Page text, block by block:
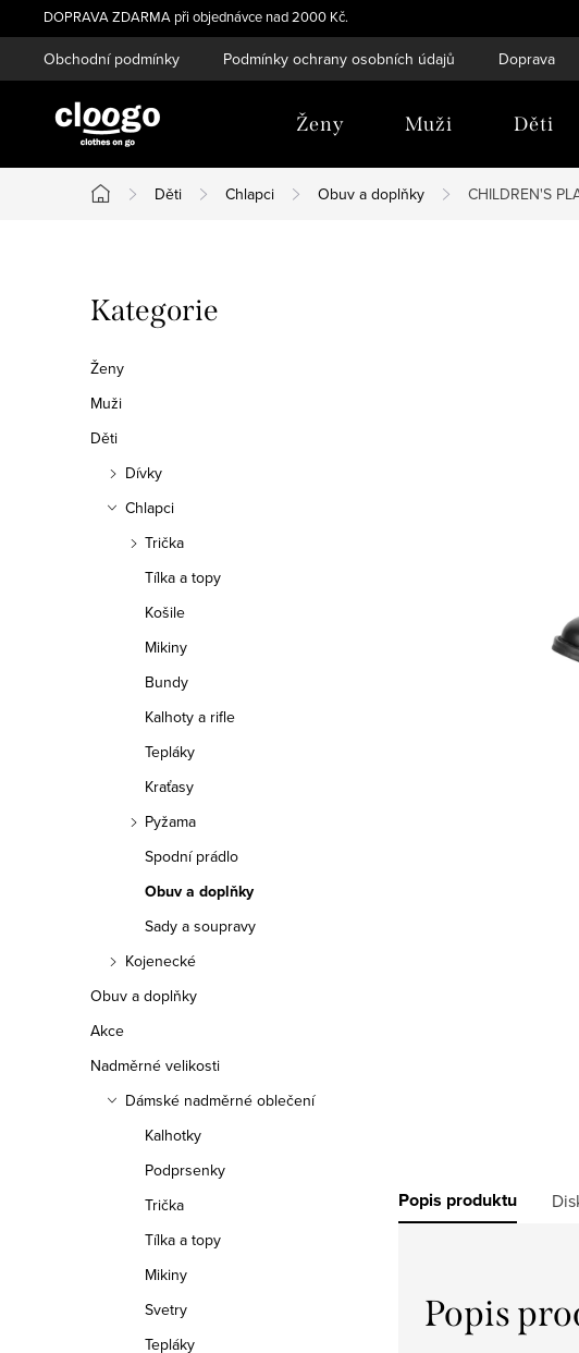
na
obsah
DOPRAVA ZDARMA při objednávce nad 2000 Kč.
Obchodní podmínky Podmínky ochrany osobních údajů Doprava
Ženy Muži Děti
Domů
Děti Chlapci Obuv a doplňky CHILDREN'S
o
s
t
r
Přeskočit
kategorie
Kategorie
Ženy
Muži
Děti
Dívky
Chlapci
Trička
Tílka a topy
Košile
Mikiny
Bundy
Kalhoty a rifle
Tepláky
Kraťasy
Pyžama
Spodní prádlo
Obuv a doplňky
Sady a soupravy
Kojenecké
Obuv a doplňky
Akce
Nadměrné velikosti
Dámské nadměrné oblečení
Kalhotky
Podprsenky
Trička
Tílka a topy
Mikiny
Svetry
Tepláky
Popis produktu
Popis